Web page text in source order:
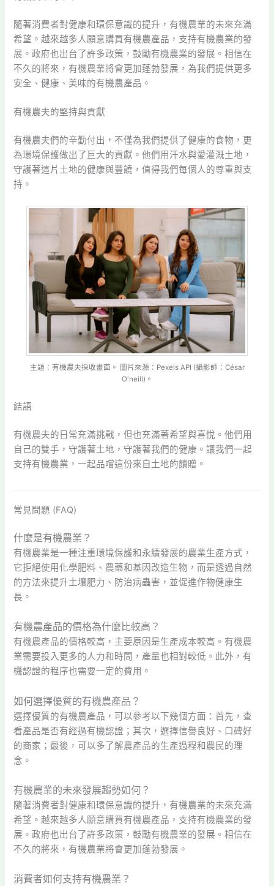
隨著消費者對健康和環保意識的提升，有機農業的未來充滿
希望。越來越多人願意購買有機農產品，支持有機農業的發
展。政府也出台了許多政策，鼓勵有機農業的發展。相信在
不久的將來，有機農業將會更加蓬勃發展，為我們提供更多
安全、健康、美味的有機農產品。
有機農夫的堅持與貢獻
有機農夫們的辛勤付出，不僅為我們提供了健康的食物，更
為環境保護做出了巨大的貢獻。他們用汗水與愛灌溉土地，
守護著這片土地的健康與豐饒，值得我們每個人的尊重與支
持。
主題：有機農夫採收畫面。 圖片來源：Pexels API (攝影師：César
O'neill)。
結語
有機農夫的日常充滿挑戰，但也充滿著希望與喜悅。他們用
自己的雙手，守護著土地，守護著我們的健康。讓我們一起
支持有機農業，一起品嚐這份來自土地的饋贈。
常見問題 (FAQ)
什麼是有機農業？
有機農業是一種注重環境保護和永續發展的農業生產方式，
它拒絕使用化學肥料、農藥和基因改造生物，而是透過自然
的方法來提升土壤肥力、防治病蟲害，並促進作物健康生
長。
有機農產品的價格為什麼比較高？
有機農產品的價格較高，主要原因是生產成本較高。有機農
業需要投入更多的人力和時間，產量也相對較低。此外，有
機認證的程序也需要一定的費用。
如何選擇優質的有機農產品？
選擇優質的有機農產品，可以參考以下幾個方面：首先，查
看產品是否有經過有機認證；其次，選擇信譽良好、口碑好
的商家；最後，可以多了解農產品的生產過程和農民的理
念。
有機農業的未來發展趨勢如何？
隨著消費者對健康和環保意識的提升，有機農業的未來充滿
希望。越來越多人願意購買有機農產品，支持有機農業的發
展。政府也出台了許多政策，鼓勵有機農業的發展。相信在
不久的將來，有機農業將會更加蓬勃發展。
消費者如何支持有機農業？